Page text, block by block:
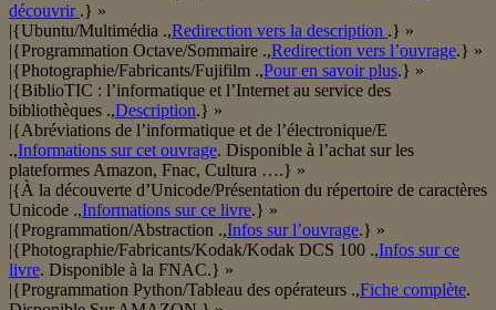
découvrir .} »
|{Ubuntu/Multimédia .,Redirection vers la description .} »
|{Programmation Octave/Sommaire .,Redirection vers l’ouvrage.} »
|{Photographie/Fabricants/Fujifilm .,Pour en savoir plus.} »
|{BiblioTIC : l’informatique et l’Internet au service des
bibliothèques .,Description.} »
|{Abréviations de l’informatique et de l’électronique/E
.,Informations sur cet ouvrage. Disponible à l’achat sur les
plateformes Amazon, Fnac, Cultura ….} »
|{À la découverte d’Unicode/Présentation du répertoire de caractères
Unicode .,Informations sur ce livre.} »
|{Programmation/Abstraction .,Infos sur l’ouvrage.} »
|{Photographie/Fabricants/Kodak/Kodak DCS 100 .,Infos sur ce
livre. Disponible à la FNAC.} »
|{Programmation Python/Tableau des opérateurs .,Fiche complète.